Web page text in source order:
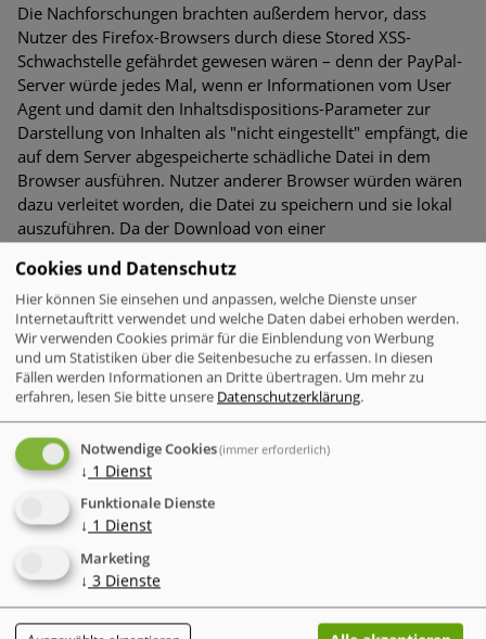
Die Nachforschungen brachten außerdem hervor, dass
Nutzer des Firefox-Browsers durch diese Stored XSS-
Schwachstelle gefährdet gewesen wären – denn der PayPal-
Server würde jedes Mal, wenn er Informationen vom User
Agent und damit den Inhaltsdispositions-Parameter zur
Darstellung von Inhalten als "nicht eingestellt" empfängt, die
auf dem Server abgespeicherte schädliche Datei in dem
Browser ausführen. Nutzer anderer Browser würden wären
dazu verleitet worden, die Datei zu speichern und sie lokal
auszuführen. Da der Download von einer
Aufsehen erregt.
Bitdefender hat PayPal auf die Schwachstelle aufmerksam
gemacht und sie wurde in der Zwischenzeit behoben. Es gibt
laut dem Sicherheitsanbieter aktuell keine Angriffe, die die
von Bitdefender aufgedeckte Methode nutzen.
Diesen Beitrag teilen
Twitter Facebook
Cookies und Datenschutz
Hier können Sie einsehen und anpassen, welche Dienste unser
Internetauftritt verwendet und welche Daten dabei erhoben werden.
Wir verwenden Cookies primär für die Einblendung von Werbung
und um Statistiken über die Seitenbesuche zu erfassen. In diesen
Fällen werden Informationen an Dritte übertragen. Um mehr zu
erfahren, lesen Sie bitte unsere Datenschutzerklärung.
Notwendige Cookies(immer erforderlich)
↓ 1 Dienst
Funktionale Dienste
↓ 1 Dienst
Marketing
↓ 3 Dienste